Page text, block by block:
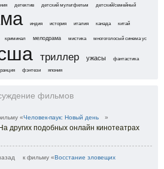
детектив детский мультфильм детский/семейный
индия история италия канада китай
криминал мелодрама мистика многоголосый синема ус
триллер ужасы
фантастика
фэнтези япония
фильмов
«Человек-паук: Новый день »
других подобных онлайн кинотеатрах
к фильму «Восстание зловещих